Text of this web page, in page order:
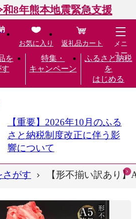
和8年熊本地震緊急支援
を
す
特集・
キャンペーン
ふるさと納税
を
はじめる
お気に入り 返礼品カート
メニ
ュー
【重要】2026年10月のふる
さと納税制度改正に伴う影
響について
さがす 【形不揃い訳あり